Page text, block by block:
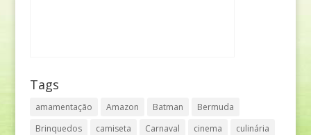
Tags
amamentação Amazon Batman
Bermuda
Brinquedos
camiseta Carnaval cinema
culinária